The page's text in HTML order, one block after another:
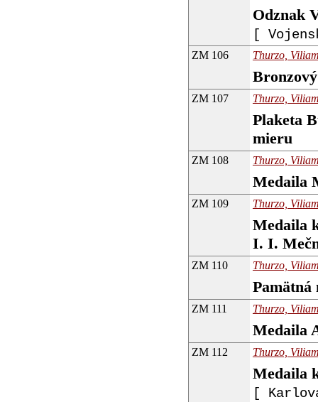
Odznak
[
ZM 106 Thurzo,
ZM 107 Thurzo,
Plaketa
mieru
ZM 108 Thurzo,
Medaila
ZM 109 Thurzo,
Medaila
I. I.
ZM 110 Thurzo,
Pamätná
ZM 111 Thurzo,
Medaila
ZM 112 Thurzo,
Medaila
[